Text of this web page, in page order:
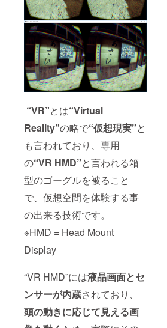
“VR”とは“Virtual
Reality”の略で“仮想現実”と
も言われており、専用
の“VR HMD”と言われる箱
型のゴーグルを被ること
で、仮想空間を体験する事
の出来る技術です。
※HMD = Head Mount
Display
“VR HMD”には液晶画面とセ
ンサーが内蔵されており、
頭の動きに応じて見える画